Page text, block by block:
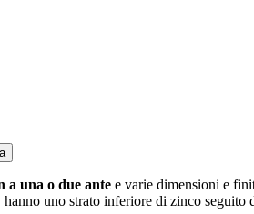
a una o due ante e varie dimensioni e
hanno uno strato inferiore di zinco